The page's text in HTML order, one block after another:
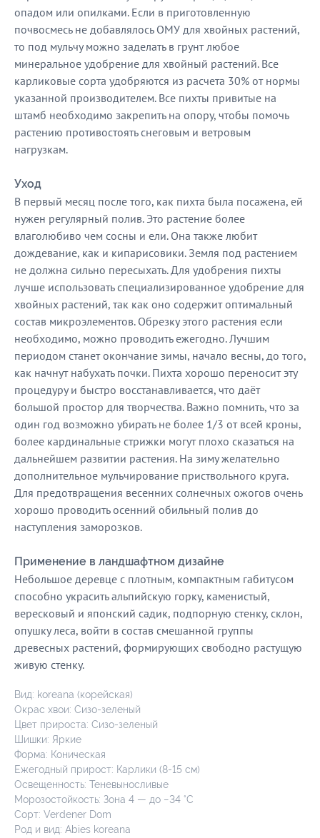
опадом или опилками. Если в приготовленную
почвосмесь не добавлялось ОМУ для хвойных растений,
то под мульчу можно заделать в грунт любое
минеральное удобрение для хвойный растений. Все
карликовые сорта удобряются из расчета 30% от нормы
указанной производителем. Все пихты привитые на
штамб необходимо закрепить на опору, чтобы помочь
растению противостоять снеговым и ветровым
нагрузкам.
Уход
В первый месяц после того, как пихта была посажена, ей
нужен регулярный полив. Это растение более
влаголюбиво чем сосны и ели. Она также любит
дождевание, как и кипарисовики. Земля под растением
не должна сильно пересыхать. Для удобрения пихты
лучше использовать специализированное удобрение для
хвойных растений, так как оно содержит оптимальный
состав микроэлементов. Обрезку этого растения если
необходимо, можно проводить ежегодно. Лучшим
периодом станет окончание зимы, начало весны, до того,
как начнут набухать почки. Пихта хорошо переносит эту
процедуру и быстро восстанавливается, что даёт
большой простор для творчества. Важно помнить, что за
один год возможно убирать не более 1/3 от всей кроны,
более кардинальные стрижки могут плохо сказаться на
дальнейшем развитии растения. На зиму желательно
дополнительное мульчирование приствольного круга.
Для предотвращения весенних солнечных ожогов очень
хорошо проводить осенний обильный полив до
наступления заморозков.
Применение в ландшафтном дизайне
Небольшое деревце с плотным, компактным габитусом
способно украсить альпийскую горку, каменистый,
вересковый и японский садик, подпорную стенку, склон,
опушку леса, войти в состав смешанной группы
древесных растений, формирующих свободно растущую
живую стенку.
Вид: koreana (корейская)
Окрас хвои: Сизо-зеленый
Цвет прироста: Сизо-зеленый
Шишки: Яркие
Форма: Коническая
Ежегодный прирост: Карлики (8-15 см)
Освещенность: Теневыносливые
Морозостойкость: Зона 4 — до −34 °C
Сорт: Verdener Dom
Род и вид: Abies koreana